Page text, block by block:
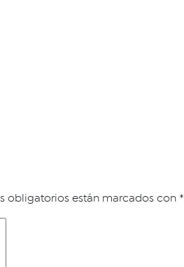
obligatorios están marcados con *